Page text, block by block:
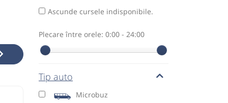
Ascunde cursele indisponibile.
Plecare între orele: 0:00 - 24:00
Tip auto
Microbuz